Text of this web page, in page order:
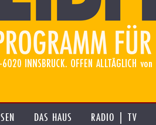
DAS HAUS RADIO | TV